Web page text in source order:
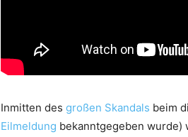
Inmitten des großen Skandals beim
Eilmeldung bekanntgegeben wurde)